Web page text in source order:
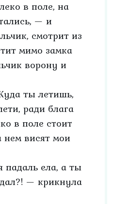
в поле, на
— и
смотрит из
мимо замка
ворону и
ты летишь,
ради блага
в поле стоит
нем висят мои
ела, а ты
— крикнула